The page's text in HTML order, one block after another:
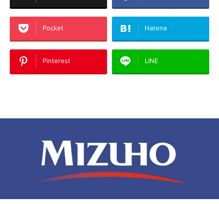
Pocket Hatena
Pinterest LINE